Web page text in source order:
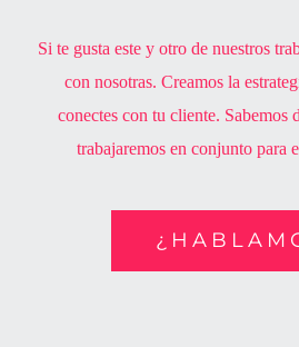
Si te gusta este y otro de nuestros
con nosotras. Creamos la
conectes con tu cliente. Sabemos
trabajaremos en conjunto para